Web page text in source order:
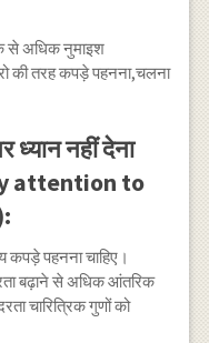
से अधिक नुमाइश
की तरह कपड़े पहनना,चलना
ध्यान नहीं देना
attention to
कपड़े पहनना चाहिए।
बढ़ाने से अधिक आंतरिक
चारित्रिक गुणों को